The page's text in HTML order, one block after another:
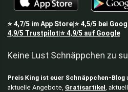
⭐4,7/5 im App Store⭐4,5/5 bei
4,9/5 Trustpilot ⭐4,9/5 auf Google
Keine Lust Schnäppchen zu
Preis King ist euer Schnäppchen-Blog
aktuelle Angebote, Gratisartikel ,